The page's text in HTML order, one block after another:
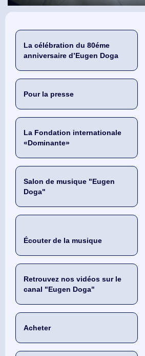
La célébration du 80éme
anniversaire d’Eugen Doga
Pour la presse
La Fondation internationale
«Dominante»
Salon de musique "Eugen
Doga"
Écouter de la musique
Retrouvez nos vidéos sur le
canal "Eugen Doga"
Acheter